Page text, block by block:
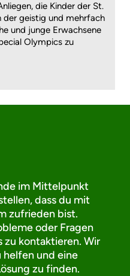
die Kinder der St.
der geistig und mehrfach
und junge Erwachsene
Olympics zu
im Mittelpunkt
dass du mit
zufrieden bist.
oder Fragen
zu kontaktieren. Wir
helfen und eine
zu finden.